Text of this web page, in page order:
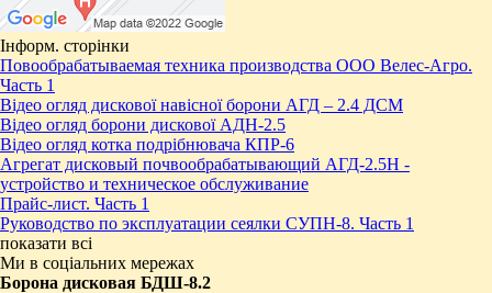
Інформ. сторінки
Повообрабатываемая техника производства ООО Велес-Агро.
Часть 1
Відео огляд дискової навісної борони АГД – 2.4 ДСМ
Відео огляд борони дискової АДН-2.5
Відео огляд котка подрібнювача КПР-6
Агрегат дисковый почвообрабатывающий АГД-2.5Н -
устройство и техническое обслуживание
Прайс-лист. Часть 1
Руководство по эксплуатации сеялки СУПН-8. Часть 1
показати всі
Ми в соціальних мережах
Борона дисковая БДШ-8.2